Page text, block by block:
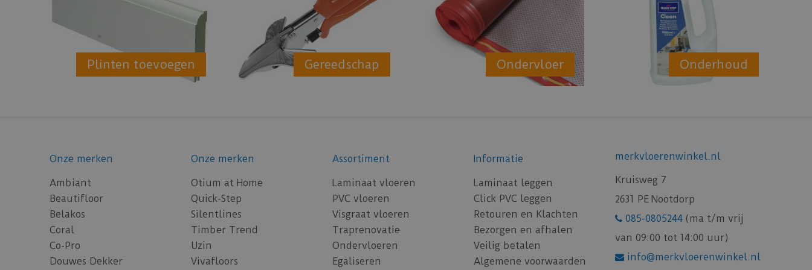
Plinten toevoegen Gereedschap Ondervloer Onderhoud
Onze merken
Ambiant
Beautifloor
Belakos
Coral
Co-Pro
Douwes Dekker
Onze merken
Otium at Home
Quick-Step
Silentlines
Timber Trend
Uzin
Vivafloors
Assortiment
Laminaat vloeren
PVC vloeren
Visgraat vloeren
Traprenovatie
Ondervloeren
Egaliseren
Informatie
Laminaat leggen
Click PVC leggen
Retouren en Klachten
Bezorgen en afhalen
Veilig betalen
Algemene voorwaarden
merkvloerenwinkel.nl
Kruisweg 7
2631 PE Nootdorp
085-0805244 (ma t/m vrij
van 09:00 tot 14:00 uur)
info@merkvloerenwinkel.nl